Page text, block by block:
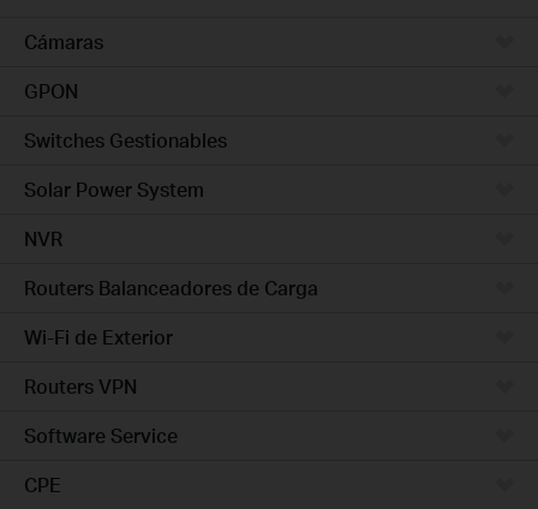
Cámaras
GPON
Switches Gestionables
Solar Power System
NVR
Routers Balanceadores de Carga
Wi-Fi de Exterior
Routers VPN
Software Service
CPE